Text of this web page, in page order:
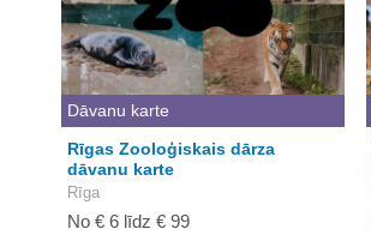
Dāvanu karte
Rīgas Zooloģiskais dārza
dāvanu karte
Rīga
No € 6 līdz € 99